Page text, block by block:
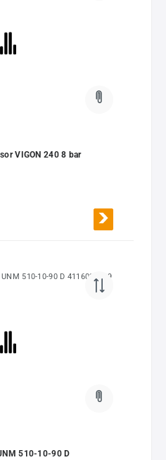
VIGON 240 8 bar
510-10-90 D